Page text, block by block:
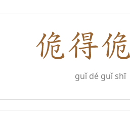
guǐ dé guǐ shī